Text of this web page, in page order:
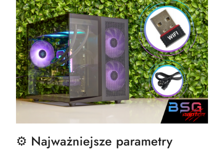
⚙️ Najważniejsze parametry